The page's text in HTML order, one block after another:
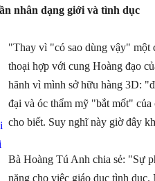
nhân dạng giới và tình dục
"Thay vì "có sao dùng vậy" một
thoại hợp với cung Hoàng đạo
hãnh vì mình sở hữu hàng 3D:
đại và óc thẩm mỹ "bắt mốt"
cho biết. Suy nghĩ này giờ đây
Bà Hoàng Tú Anh chia sẻ: "Sự
năng cho việc giáo dục tình dục.